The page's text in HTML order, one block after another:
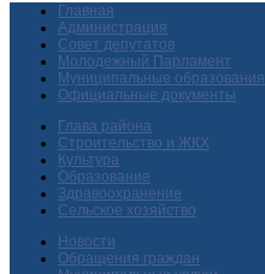
Главная
Администрация
Совет депутатов
Молодежный Парламент
Муниципальные образования
Официальные документы
Глава района
Строительство и ЖКХ
Культура
Образование
Здравоохранение
Сельское хозяйство
Новости
Обращения граждан